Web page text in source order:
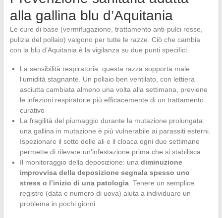
alla gallina blu d’Aquitania
Le cure di base (vermifugazione, trattamento anti-pulci rosse,
pulizia del pollaio) valgono per tutte le razze. Ciò che cambia
con la blu d’Aquitania è la vigilanza su due punti specifici.
La sensibilità respiratoria: questa razza sopporta male
l’umidità stagnante. Un pollaio ben ventilato, con lettiera
asciutta cambiata almeno una volta alla settimana, previene
le infezioni respiratorie più efficacemente di un trattamento
curativo
La fragilità del piumaggio durante la mutazione prolungata:
una gallina in mutazione è più vulnerabile ai parassiti esterni.
Ispezionare il sotto delle ali e il cloaca ogni due settimane
permette di rilevare un’infestazione prima che si stabilisca
Il monitoraggio della deposizione: una diminuzione
improvvisa della deposizione segnala spesso uno
stress o l’inizio di una patologia. Tenere un semplice
registro (data e numero di uova) aiuta a individuare un
problema in pochi giorni